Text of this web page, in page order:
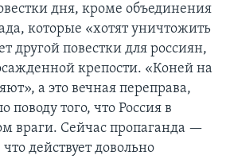
дня, кроме объединения
которые «хотят уничтожить
другой повестки для россиян,
крепости. «Коней на
а это вечная переправа,
поводу того, что Россия в
враги. Сейчас пропаганда —
действует довольно